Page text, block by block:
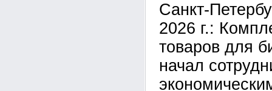
Санкт-
2026 г.:
товаров для
начал